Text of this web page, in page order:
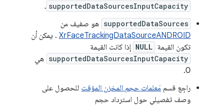
supportedDataSourcesInputCapacity
.
supportedDataSources هو صفيف من
XrFaceTrackingDataSourceANDROID . يمكن أن
تكون القيمة NULL إذا كانت القيمة
supportedDataSourcesInputCapacity هي
0.
راجِع قسم مَعلمات حجم المخزن المؤقت للحصول على
وصف تفصيلي حول استرداد حجم